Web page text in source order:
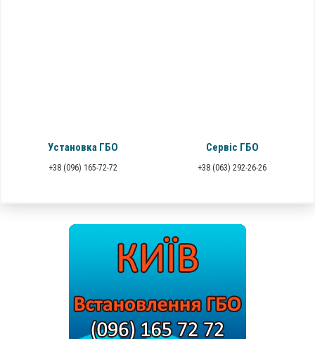
Установка ГБО
+38 (096) 165-72-72
Сервіс ГБО
+38 (063) 292-26-26